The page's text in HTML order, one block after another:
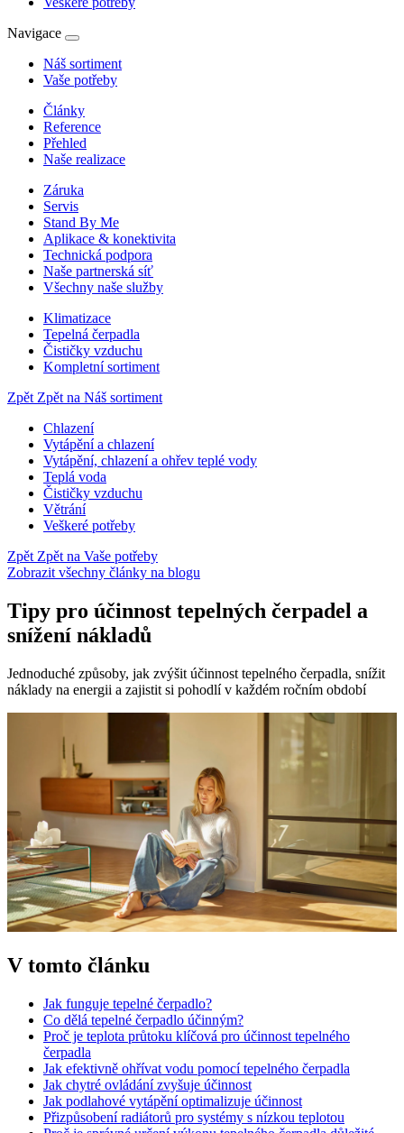
Navigace
Náš sortiment
Vaše potřeby
Články
Reference
Přehled
Naše realizace
Záruka
Servis
Stand By Me
Aplikace & konektivita
Technická podpora
Naše partnerská síť
Všechny naše služby
Klimatizace
Tepelná čerpadla
Čističky vzduchu
Kompletní sortiment
Zpět Zpět na Náš sortiment
Chlazení
Vytápění a chlazení
Vytápění, chlazení a ohřev teplé vody
Teplá voda
Čističky vzduchu
Větrání
Veškeré potřeby
Zpět Zpět na Vaše potřeby
Zobrazit všechny články na blogu
Tipy pro účinnost tepelných čerpadel a
snížení nákladů
Jednoduché způsoby, jak zvýšit účinnost tepelného čerpadla, snížit
náklady na energii a zajistit si pohodlí v každém ročním období
V tomto článku
Jak funguje tepelné čerpadlo?
Co dělá tepelné čerpadlo účinným?
Proč je teplota průtoku klíčová pro účinnost tepelného
čerpadla
Jak efektivně ohřívat vodu pomocí tepelného čerpadla
Jak chytré ovládání zvyšuje účinnost
Jak podlahové vytápění optimalizuje účinnost
Přizpůsobení radiátorů pro systémy s nízkou teplotou